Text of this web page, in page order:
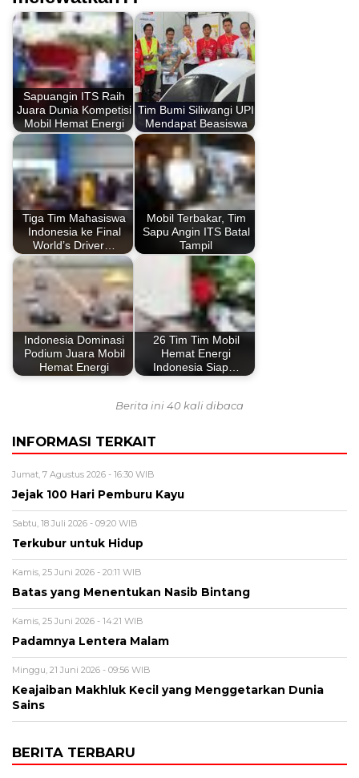
Sapuangin ITS Raih
Juara Dunia Kompetisi
Mobil Hemat Energi
Tim Bumi Siliwangi UPI
Mendapat Beasiswa
Tiga Tim Mahasiswa
Indonesia ke Final
World’s Driver…
Mobil Terbakar, Tim
Sapu Angin ITS Batal
Tampil
Indonesia Dominasi
Podium Juara Mobil
Hemat Energi
26 Tim Tim Mobil
Hemat Energi
Indonesia Siap…
Berita ini 40 kali dibaca
INFORMASI TERKAIT
Jumat, 7 Agustus 2026 - 16:30 WIB
Jejak 100 Hari Pemburu Kayu
Sabtu, 18 Juli 2026 - 09:20 WIB
Terkubur untuk Hidup
Kamis, 25 Juni 2026 - 20:11 WIB
Batas yang Menentukan Nasib Bintang
Kamis, 25 Juni 2026 - 14:21 WIB
Padamnya Lentera Malam
Minggu, 21 Juni 2026 - 09:56 WIB
Keajaiban Makhluk Kecil yang Menggetarkan Dunia
Sains
BERITA TERBARU